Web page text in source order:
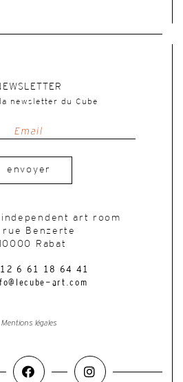
newsletter du Cube
envoyer
independent art room
rue Benzerte
Rabat
6 61 18 64 41
art.com
Mentions légales